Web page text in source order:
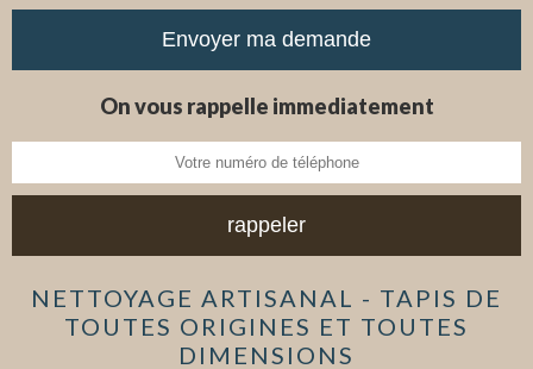
On vous rappelle immediatement
NETTOYAGE ARTISANAL - TAPIS DE
TOUTES ORIGINES ET TOUTES
DIMENSIONS